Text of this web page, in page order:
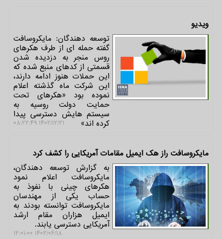
ویدیو
توسعه دهندگان: مایکروسافت
گفته حمله ای از طرف هکرهای
روس منجر به دزدیده شدن
قسمتی از کدهای منبع شده که
این حملات هنوز ادامه دارند،
این شرکت ماه گذشته اعلام
نموده بود «هکرهای تحت
حمایت دولت روسیه به
سیستم هایش دسترسی پیدا
کرده اند» ۱۴۰۲/۱۲/۲۱ ۰۸:۲۲:۴۹
مایکروسافت راز هک ایمیل مقامات آمریکایی را کشف کرد
به گزارش توسعه دهندگان،
مایکروسافت اعلام نمود
هکرهای چینی با نفوذ به
حساب یکی از مهندسان
مایکروسافت توانسته بودند به
ایمیل هزاران مقام ارشد
آمریکایی دسترسی یابند.
۱۴۰۲/۰۶/۱۸ ۱۲:۰۱:۰۰